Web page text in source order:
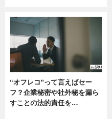
“オフレコ”って言えばセー
フ？企業秘密や社外秘を漏ら
すことの法的責任を…